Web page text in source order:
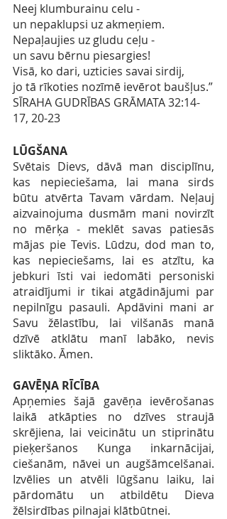
Neej klumburainu celu -
un nepaklupsi uz akmeņiem.
Nepaļaujies uz gludu ceļu -
un savu bērnu piesargies!
Visā, ko dari, uzticies savai sirdij,
jo tā rīkoties nozīmē ievērot baušļus.”
SĪRAHA GUDRĪBAS GRĀMATA 32:14-
17, 20-23
LŪGŠANA
Svētais Dievs, dāvā man disciplīnu,
kas nepieciešama, lai mana sirds
būtu atvērta Tavam vārdam. Neļauj
aizvainojuma dusmām mani novirzīt
no mērķa - meklēt savas patiesās
mājas pie Tevis. Lūdzu, dod man to,
kas nepieciešams, lai es atzītu, ka
jebkuri īsti vai iedomāti personiski
atraidījumi ir tikai atgādinājumi par
nepilnīgu pasauli. Apdāvini mani ar
Savu žēlastību, lai vilšanās manā
dzīvē atklātu manī labāko, nevis
sliktāko. Āmen.
GAVĒŅA RĪCĪBA
Apņemies šajā gavēņa ievērošanas
laikā atkāpties no dzīves straujā
skrējiena, lai veicinātu un stiprinātu
pieķeršanos Kunga inkarnācijai,
ciešanām, nāvei un augšāmcelšanai.
Izvēlies un atvēli lūgšanu laiku, lai
pārdomātu un atbildētu Dieva
žēlsirdības pilnajai klātbūtnei.